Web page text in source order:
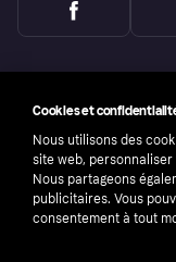
Cookies et
Nous utilisons des
site web,
Nous partageons
publicitaires. Vous
consentement à tout